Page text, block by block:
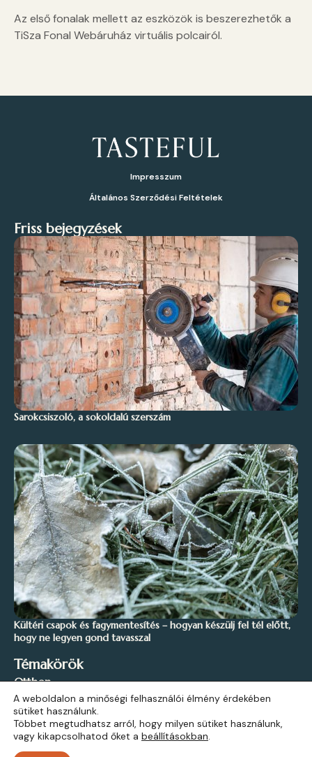
Az első fonalak mellett az eszközök is beszerezhetők a
TiSza Fonal Webáruház virtuális polcairól.
Impresszum
Általános Szerződési Feltételek
Friss bejegyzések
Sarokcsiszoló, a sokoldalú szerszám
Kültéri csapok és fagymentesítés – hogyan készülj fel tél előtt,
hogy ne legyen gond tavasszal
Témakörök
Otthon
Stílus és Inspiráció
Kert és Szabadidő
Építkezés
A weboldalon a minőségi felhasználói élmény érdekében
sütiket használunk.
Többet megtudhatsz arról, hogy milyen sütiket használunk,
vagy kikapcsolhatod őket a beállításokban.